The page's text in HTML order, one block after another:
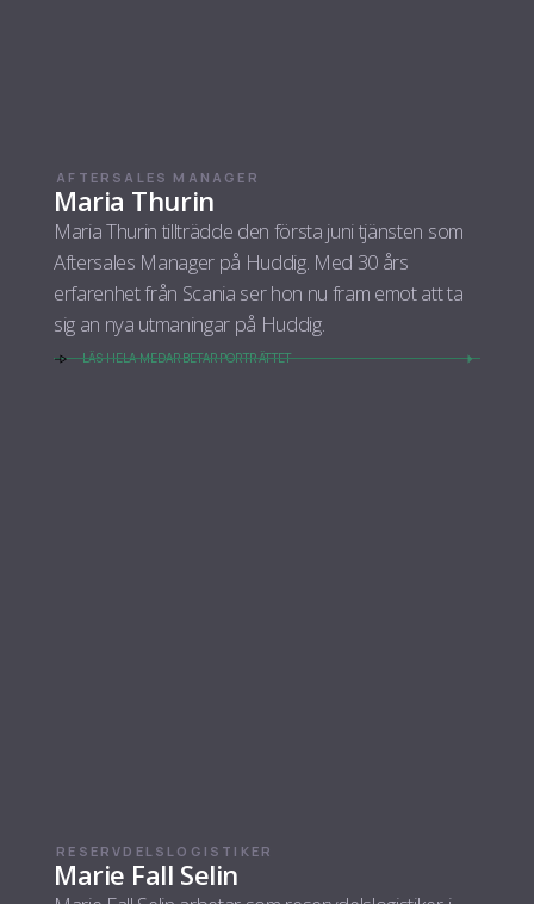
AFTERSALES MANAGER
Maria Thurin
Maria Thurin tillträdde den första juni tjänsten som
Aftersales Manager på Huddig. Med 30 års
erfarenhet från Scania ser hon nu fram emot att ta
sig an nya utmaningar på Huddig.
LÄS HELA MEDARBETARPORTRÄTTET
RESERVDELSLOGISTIKER
Marie Fall Selin